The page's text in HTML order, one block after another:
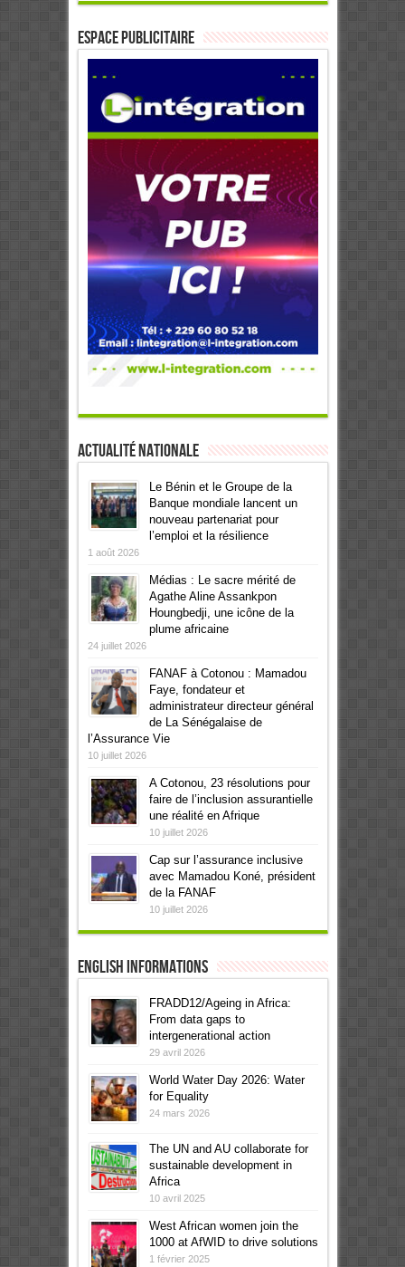
ESPACE PUBLICITAIRE
Actualité Nationale
Le Bénin et le Groupe de la
Banque mondiale lancent un
nouveau partenariat pour
l’emploi et la résilience
1 août 2026
Médias : Le sacre mérité de
Agathe Aline Assankpon
Houngbedji, une icône de la
plume africaine
24 juillet 2026
FANAF à Cotonou : Mamadou
Faye, fondateur et
administrateur directeur général
de La Sénégalaise de
l’Assurance Vie
10 juillet 2026
A Cotonou, 23 résolutions pour
faire de l’inclusion assurantielle
une réalité en Afrique
10 juillet 2026
Cap sur l’assurance inclusive
avec Mamadou Koné, président
de la FANAF
10 juillet 2026
English informations
FRADD12/Ageing in Africa:
From data gaps to
intergenerational action
29 avril 2026
World Water Day 2026: Water
for Equality
24 mars 2026
The UN and AU collaborate for
sustainable development in
Africa
10 avril 2025
West African women join the
1000 at AfWID to drive solutions
1 février 2025